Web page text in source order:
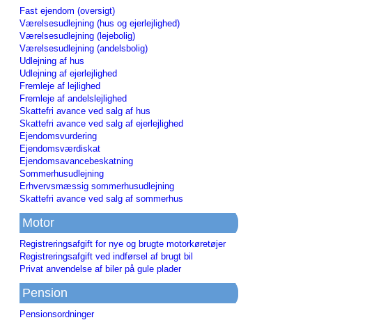
Fast ejendom (oversigt)
Værelsesudlejning (hus og ejerlejlighed)
Værelsesudlejning (lejebolig)
Værelsesudlejning (andelsbolig)
Udlejning af hus
Udlejning af ejerlejlighed
Fremleje af lejlighed
Fremleje af andelslejlighed
Skattefri avance ved salg af hus
Skattefri avance ved salg af ejerlejlighed
Ejendomsvurdering
Ejendomsværdiskat
Ejendomsavancebeskatning
Sommerhusudlejning
Erhvervsmæssig sommerhusudlejning
Skattefri avance ved salg af sommerhus
Motor
Registreringsafgift for nye og brugte motorkøretøjer
Registreringsafgift ved indførsel af brugt bil
Privat anvendelse af biler på gule plader
Pension
Pensionsordninger